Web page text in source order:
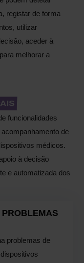
registar de forma
utilizar
aceder à
melhorar a
funcionalidades
de
médicos.
à decisão
e automatizada dos
problemas de